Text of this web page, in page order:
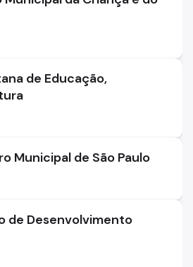
de Educação,
Municipal de São Paulo
de Desenvolvimento